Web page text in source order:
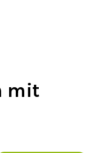
mit